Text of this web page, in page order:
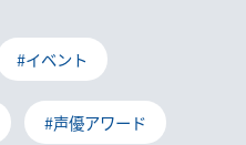
#イベント
#声優アワード